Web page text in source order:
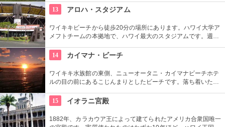
て、クイーン・カピオラニの名前が冠せられました。
13 アロハ・スタジアム
ワイキキビーチから徒歩20分の場所にあります。ハワイ大学ア
メフトチームの本拠地で、ハワイ最大のスタジアムです。週3
います。400以上もの地元のお店が出店し、大盛り上がり。お
宝を見つけてみませんか。
14 カイマナ・ビーチ
ワイキキ水族館の東側、ニューオータニ・カイマナビーチホテ
ルの目の前にあるこじんまりとしたビーチです。落ち着いた雰
すぐ横には終戦記念プールもあります。
15 イオラニ宮殿
1882年、カラカウア王によって建てられたアメリカ合衆国唯一